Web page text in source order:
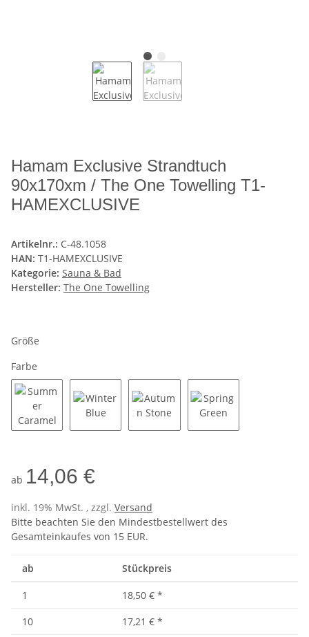
Hamam Exclusive Strandtuch
90x170xm / The One Towelling T1-
HAMEXCLUSIVE
Artikelnr.: C-48.1058
HAN: T1-HAMEXCLUSIVE
Kategorie: Sauna & Bad
Hersteller: The One Towelling
Größe
Farbe
ab 14,06 €
inkl. 19% MwSt. , zzgl. Versand
Bitte beachten Sie den Mindestbestellwert des
Gesamteinkaufes von 15 EUR.
ab Stückpreis
1 18,50 € *
10
17,21 € *